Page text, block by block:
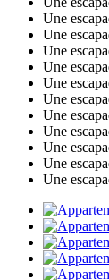
Une
Une
Une
Une
Une
Une
Une
Une
Une
Une
Une